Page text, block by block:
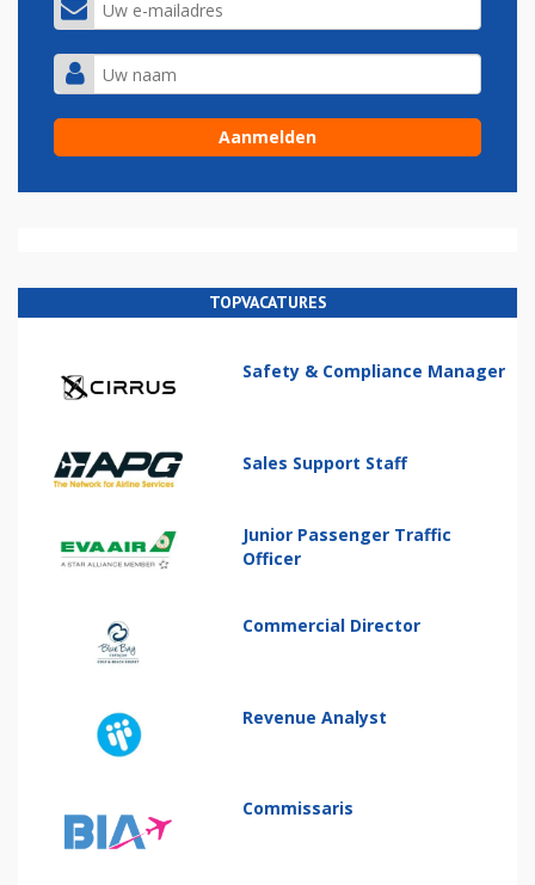
TOPVACATURES
Safety & Compliance Manager
Sales Support Staff
Junior Passenger Traffic
Officer
Commercial Director
Revenue Analyst
Commissaris